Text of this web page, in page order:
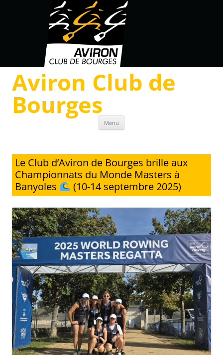
Aviron Club de
Bourges
Menu
Le Club d’Aviron de Bourges brille aux
Championnats du Monde Masters à
Banyoles
(10-14 septembre 2025)